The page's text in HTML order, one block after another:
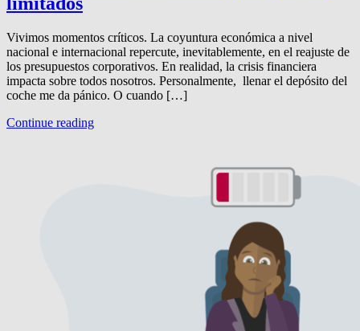
Vivimos momentos críticos. La coyuntura económica a nivel
nacional e internacional repercute, inevitablemente, en el reajuste de
los presupuestos corporativos. En realidad, la crisis financiera
impacta sobre todos nosotros. Personalmente, llenar el depósito del
coche me da pánico. O cuando […]
Continue reading